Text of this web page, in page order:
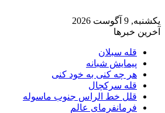
یکشنبه, 9 آگوست 2026
آخرین خبرها
قله سبلان
پیمایش شبانه
هر چه کنی به خود کنی
قله سرکچال
قلل خط الراس جنوب ماسوله
فرمانفرمای عالم